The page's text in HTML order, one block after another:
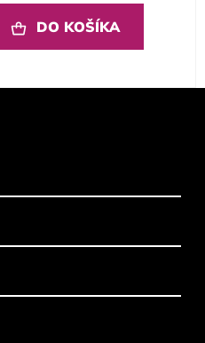
DO KOŠÍKA